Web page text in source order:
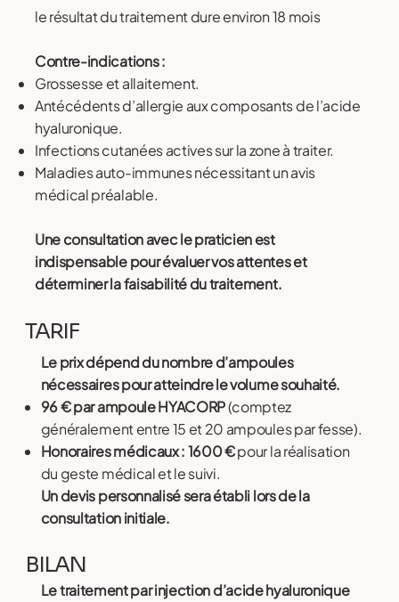
BILAN
Le traitement par injection d’acide hyaluronique
TARIF
Le prix dépend du nombre d’ampoules
nécessaires pour atteindre le volume souhaité.
96 € par ampoule HYACORP(comptez
généralement entre 15 et 20 ampoules par fesse).
Honoraires médicaux : 1600 €pour la réalisation
du geste médical et le suivi.
Un devis personnalisé sera établi lors de la
consultation initiale.
le résultat du traitement dure environ 18 mois
Contre-indications :
Grossesse et allaitement.
Antécédents d’allergie aux composants de l’acide
hyaluronique.
Infections cutanées actives sur la zone à traiter.
Maladies auto-immunes nécessitant un avis
médical préalable.
Une consultation avec le praticien est
indispensable pour évaluer vos attentes et
déterminer la faisabilité du traitement.